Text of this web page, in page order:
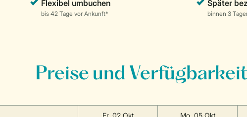
Preise und
Fr. 02 Okt Mo. 05 Okt